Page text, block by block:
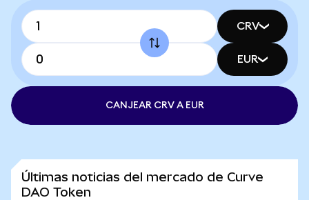
CRV
EUR
CANJEAR CRV A EUR
Últimas noticias del mercado de Curve
DAO Token